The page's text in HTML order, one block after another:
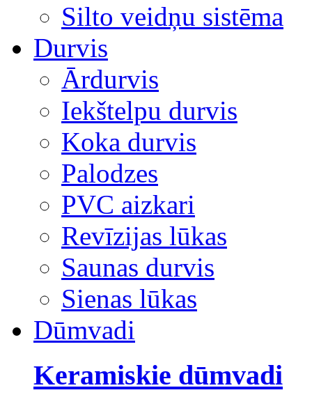
Silto veidņu sistēma
Durvis
Ārdurvis
Iekštelpu durvis
Koka durvis
Palodzes
PVC aizkari
Revīzijas lūkas
Saunas durvis
Sienas lūkas
Dūmvadi
Keramiskie dūmvadi